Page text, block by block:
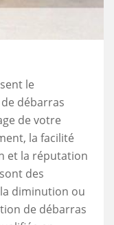
le
débarras
de votre
la facilité
et la réputation
des
diminution ou
de débarras